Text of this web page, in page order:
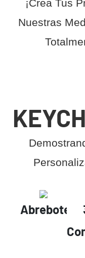
¡Crea Tus
Nuestras